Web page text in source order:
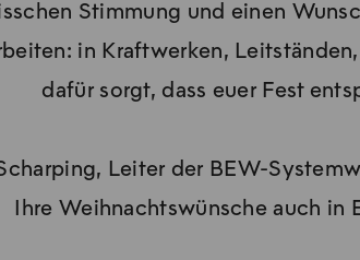
Stimmung und einen
in Kraftwerken,
dafür sorgt, dass euer Fest
Leiter der BEW-
Ihre Weihnachtswünsche auch in